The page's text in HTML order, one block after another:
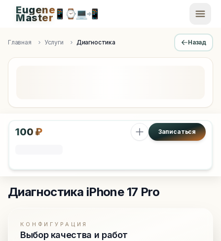
Apple Diagnostics & Engineering Authority in Saint
Eugene
Master📱 ⌚💻📲
Главная Услуги Диагностика Назад
100 ₽ Записаться
Диагностика iPhone 17 Pro
КОНФИГУРАЦИЯ
Выбор качества и работ